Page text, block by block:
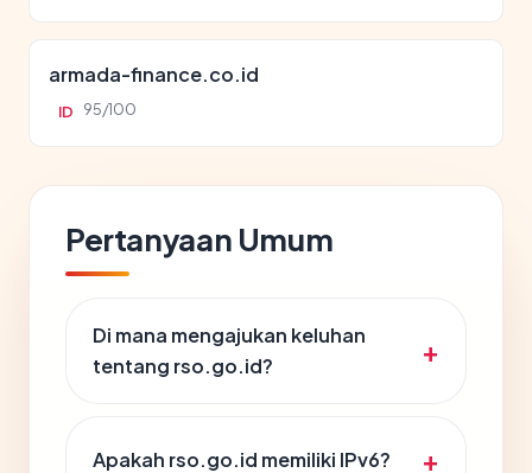
armada-finance.co.id
ID 95/100
Pertanyaan Umum
Di mana mengajukan keluhan
tentang rso.go.id?
Apakah rso.go.id memiliki IPv6?